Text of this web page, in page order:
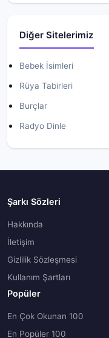
Diğer Sitelerimiz
Bebek İsimleri
Rüya Tabirleri
Burçlar
Radyo Dinle
Şarkı Sözleri
Hakkında
İletişim
Gizlilik Sözleşmesi
Kullanım Şartları
Popüler
En Çok Okunan 100
En Popüler 100